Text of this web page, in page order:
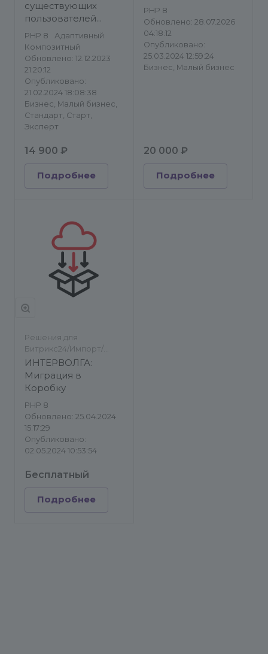
существующих
пользователей
Битрикс24
PHP 8
Адаптивный
Композитный
Обновлено: 12.12.2023
21:20:12
Опубликовано:
21.02.2024 18:08:38
Бизнес, Малый бизнес,
Стандарт, Старт,
Эксперт
14 900 ₽
Подробнее
PHP 8
Обновлено: 28.07.2026
04:18:12
Опубликовано:
25.03.2024 12:59:24
Бизнес, Малый бизнес
20 000 ₽
Подробнее
Решения для
Битрикс24/Импорт/
экспорт
ИНТЕРВОЛГА:
Миграция в
Коробку
PHP 8
Обновлено: 25.04.2024
15:17:29
Опубликовано:
02.05.2024 10:53:54
Бесплатный
Подробнее